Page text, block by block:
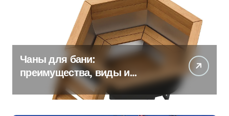
Чаны для бани:
преимущества, виды и
особенности использования